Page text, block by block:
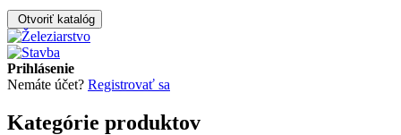
Otvoriť katalóg
Prihlásenie
Nemáte účet? Registrovať sa
Kategórie produktov